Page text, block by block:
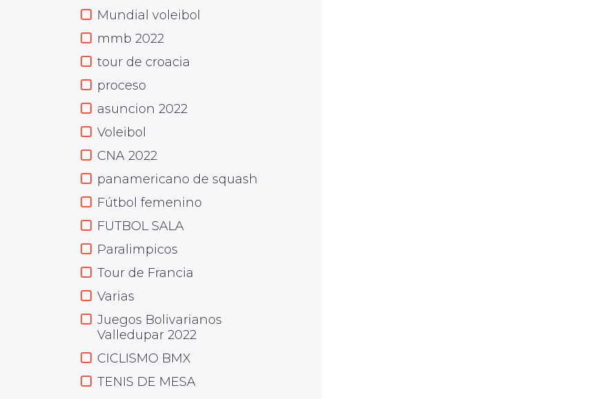
Mundial voleibol
mmb 2022
tour de croacia
proceso
asuncion 2022
Voleibol
CNA 2022
panamericano de squash
Fútbol femenino
FUTBOL SALA
Paralimpicos
Tour de Francia
Varias
Juegos Bolivarianos
Valledupar 2022
CICLISMO BMX
TENIS DE MESA